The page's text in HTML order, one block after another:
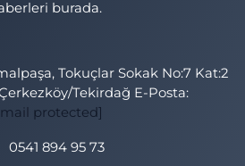
burada.
Tokuçlar Sokak No:7 Kat:2
Tekirdağ E-Posta:
protected]
0541 894 95 73